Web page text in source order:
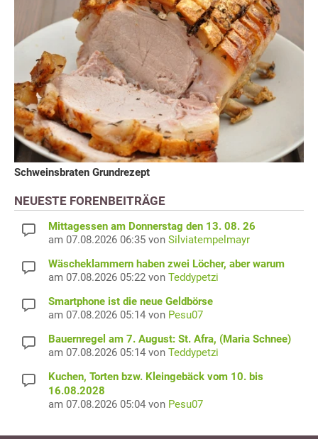
Schweinsbraten Grundrezept
NEUESTE FORENBEITRÄGE
Mittagessen am Donnerstag den 13. 08. 26
am 07.08.2026 06:35 von Silviatempelmayr
Wäscheklammern haben zwei Löcher, aber warum
am 07.08.2026 05:22 von Teddypetzi
Smartphone ist die neue Geldbörse
am 07.08.2026 05:14 von Pesu07
Bauernregel am 7. August: St. Afra, (Maria Schnee)
am 07.08.2026 05:14 von Teddypetzi
Kuchen, Torten bzw. Kleingebäck vom 10. bis
16.08.2028
am 07.08.2026 05:04 von Pesu07